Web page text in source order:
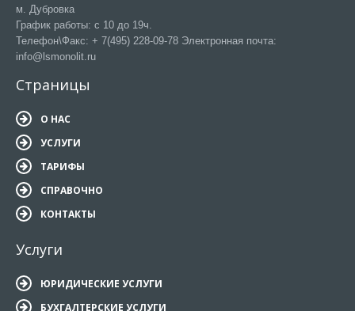
м. Дубровка
График работы: с 10 до 19ч.
Телефон\Факс: + 7(495) 228-09-78 Электронная почта:
info@lsmonolit.ru
Страницы
О НАС
УСЛУГИ
ТАРИФЫ
СПРАВОЧНО
КОНТАКТЫ
Услуги
ЮРИДИЧЕСКИЕ УСЛУГИ
БУХГАЛТЕРСКИЕ УСЛУГИ